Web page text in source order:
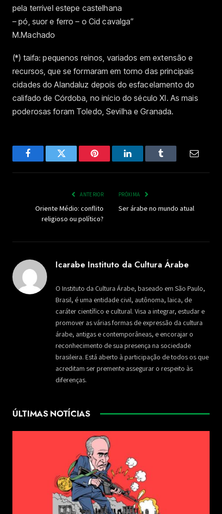
pela terrível estepe castelhana
– pó, suor e ferro – o Cid cavalga”
M.Machado
(*) taifa: pequenos reinos, variados em extensão e
recursos, que se formaram em torno das principais
cidades do Alandaluz depois do esfacelamento do
califado de Córdoba, no início do século XI. As mais
poderosas foram Toledo, Sevilha e Granada.
FacebookTwitter Pinterest LinkedInTumblr Email
ANTERIOR
Oriente Médio: conflito
religioso ou político?
PRÓXIMA
Ser árabe no mundo atual
Icarabe Instituto da Cultura Árabe
O Instituto da Cultura Árabe, baseado em São Paulo,
Brasil, é uma entidade civil, autônoma, laica, de
caráter científico e cultural. Visa a integrar, estudar e
promover as várias formas de expressão da cultura
árabe, antigas e contemporâneas, e encorajar o
reconhecimento de sua presença na sociedade
brasileira. Está aberto à participação de todos os que
acreditam ser premente assegurar o respeito às
diferenças.
ÚLTIMAS NOTÍCIAS